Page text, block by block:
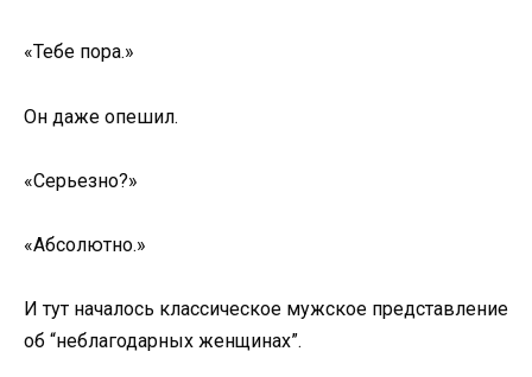
«Тебе пора.»
Он даже опешил.
«Серьезно?»
«Абсолютно.»
И тут началось классическое мужское представление
об “неблагодарных женщинах”.